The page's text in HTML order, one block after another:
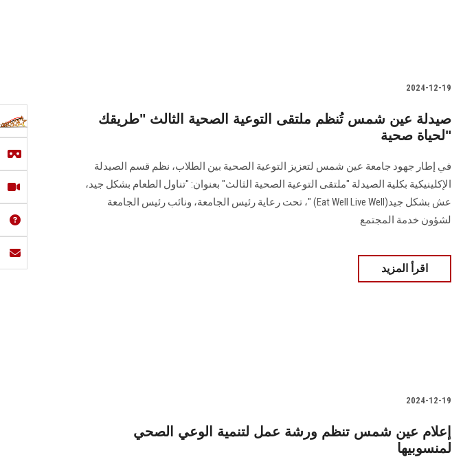
2024-12-19
صيدلة عين شمس تُنظم ملتقى التوعية الصحية الثالث "طريقك
لحياة صحية"
في إطار جهود جامعة عين شمس لتعزيز التوعية الصحية بين الطلاب، نظم قسم الصيدلة
‏الإكلينيكية بكلية الصيدلة "ملتقى التوعية الصحية الثالث" بعنوان: "تناول الطعام بشكل جيد،
‏عش بشكل جيد‎" (Eat Well Live Well)‎، تحت رعاية رئيس الجامعة، ونائب رئيس الجامعة
لشؤون خدمة ‏المجتمع
اقرأ المزيد
2024-12-19
إعلام عين شمس تنظم ورشة عمل لتنمية الوعي الصحي
لمنسوبيها